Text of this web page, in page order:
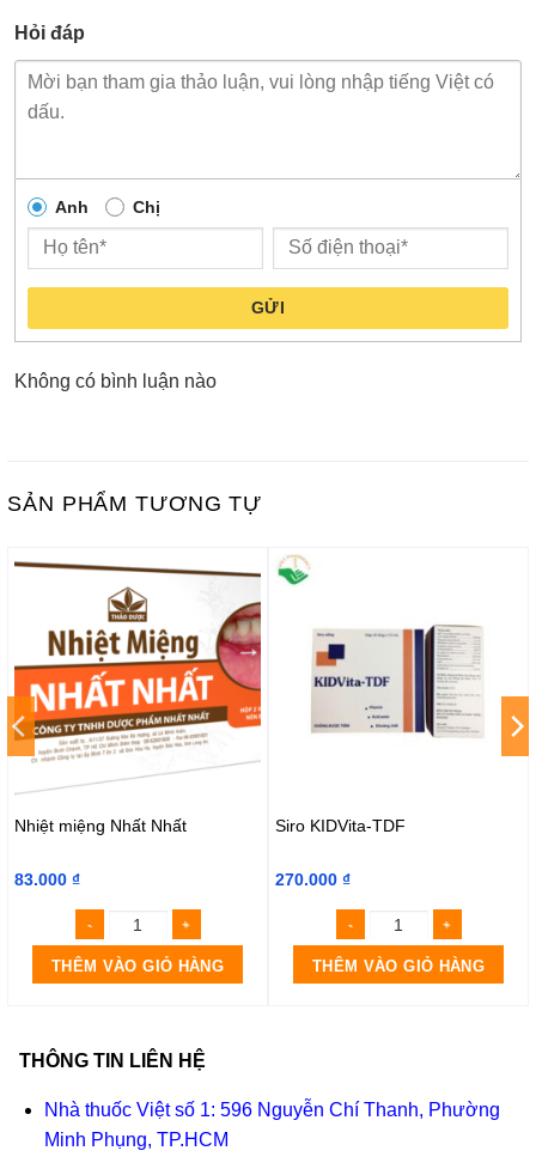
Hỏi đáp
Anh Chị
GỬI
Không có bình luận nào
SẢN PHẨM TƯƠNG TỰ
Nhiệt miệng Nhất Nhất
83.000 ₫
THÊM VÀO GIỎ HÀNG
Siro KIDVita-TDF
270.000 ₫
THÊM VÀO GIỎ HÀNG
THÔNG TIN LIÊN HỆ
Nhà thuốc Việt số 1: 596 Nguyễn Chí Thanh, Phường
Minh Phụng, TP.HCM